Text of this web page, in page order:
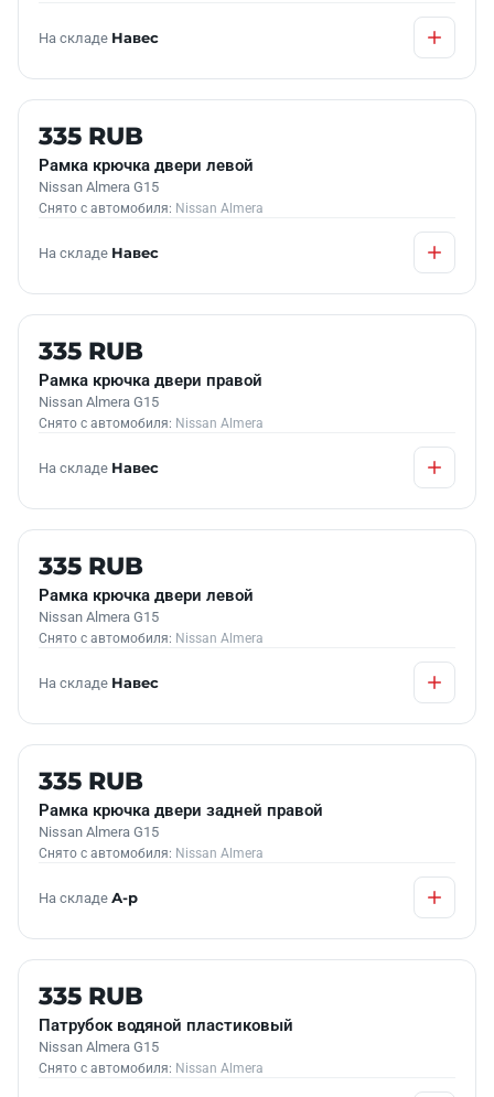
На складе Навес
Б/У В НАЛИЧИИ
335 RUB
Рамка крючка двери левой
Nissan Almera G15
Снято с автомобиля: Nissan Almera
На складе Навес
Б/У В НАЛИЧИИ
335 RUB
Рамка крючка двери правой
Nissan Almera G15
Снято с автомобиля: Nissan Almera
На складе Навес
Б/У В НАЛИЧИИ
335 RUB
Рамка крючка двери левой
Nissan Almera G15
Снято с автомобиля: Nissan Almera
На складе Навес
Б/У В НАЛИЧИИ
335 RUB
Рамка крючка двери задней правой
Nissan Almera G15
Снято с автомобиля: Nissan Almera
На складе А-р
Б/У В НАЛИЧИИ
335 RUB
Патрубок водяной пластиковый
Nissan Almera G15
Снято с автомобиля: Nissan Almera